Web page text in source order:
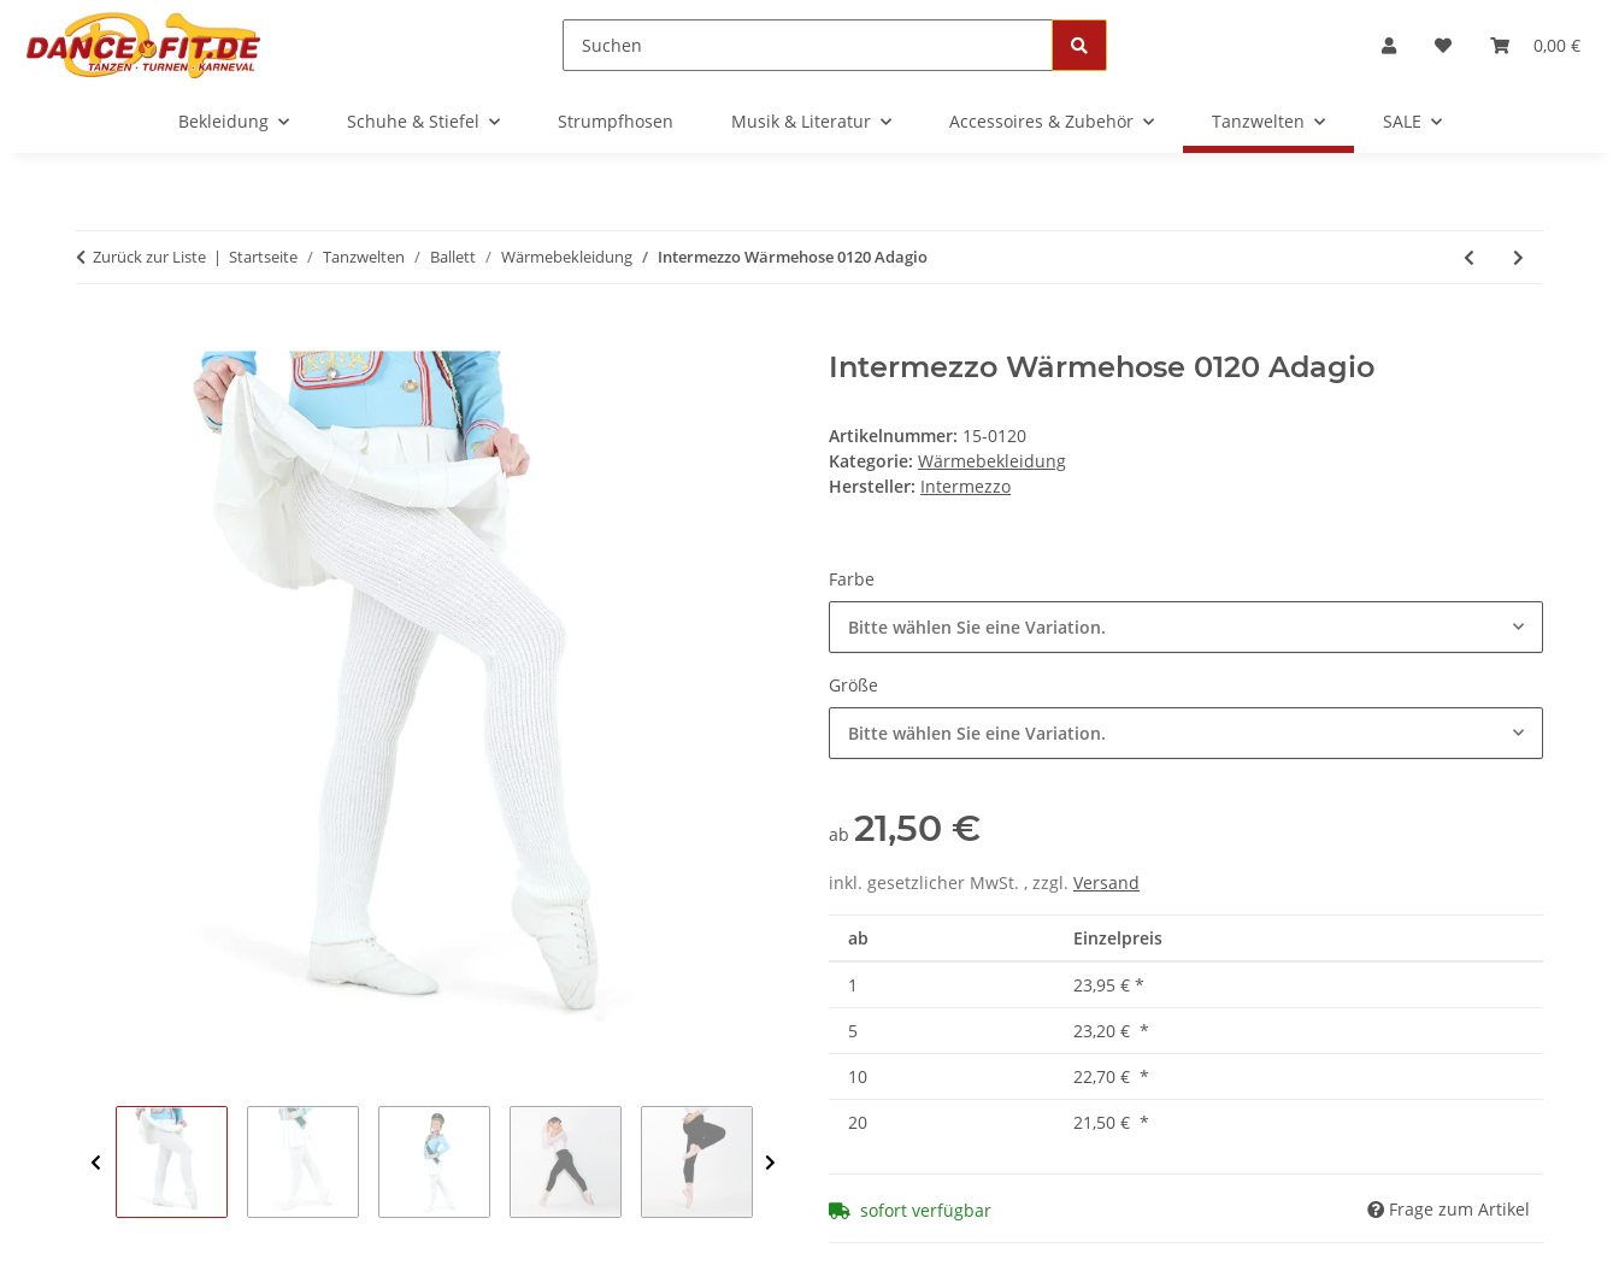
0,00 €
Bekleidung Schuhe & Stiefel Strumpfhosen Musik & Literatur Accessoires & Zubehör Tanzwelten SALE
Zurück zur Liste Startseite Tanzwelten Ballett Wärmebekleidung Intermezzo Wärmehose 0120 Adagio
Intermezzo Wärmehose 0120 Adagio
Artikelnummer: 15-0120
Kategorie: Wärmebekleidung
Hersteller: Intermezzo
Farbe
Bitte wählen Sie eine Variation.
Größe
Bitte wählen Sie eine Variation.
ab 21,50 €
inkl. gesetzlicher MwSt. , zzgl. Versand
ab Einzelpreis
1 23,95 € *
5
23,20 € *
10
22,70 € *
20
21,50 € *
sofort verfügbar Frage zum Artikel